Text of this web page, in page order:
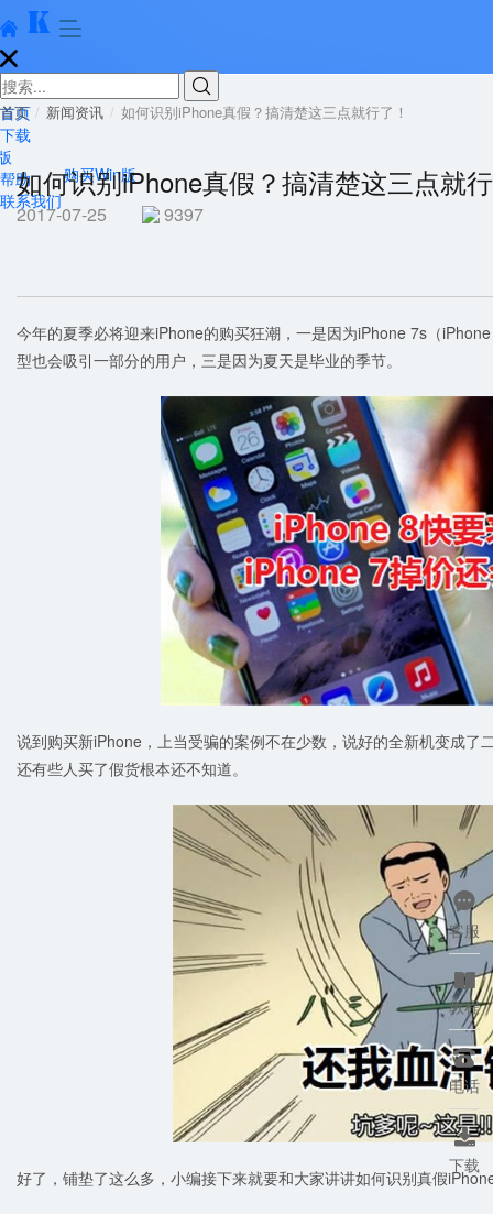
  


首页
下载
购买Win版
帮助
联系我们
首页 新闻资讯 如何识别iPhone真假？搞清楚这三点就行了！
如何识别iPhone真假？搞清楚这三点就
2017-07-25 9397
今年的夏季必将迎来iPhone的购买狂潮，一是因为iPhone 7s（
型也会吸引一部分的用户，三是因为夏天是毕业的季节。
说到购买新iPhone，上当受骗的案例不在少数，说好的全新机变成了
还有些人买了假货根本还不知道。
好了，铺垫了这么多，小编接下来就要和大家讲讲如何识别真假

客服

教程

电话

下载